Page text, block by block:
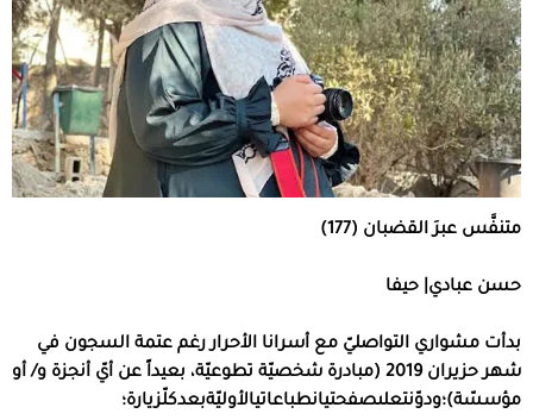
متنفَّس عبرَ القضبان (177)
حسن عبادي حيفا
بدأت مشواري التواصليّ مع أسرانا الأحرار رغم عتمة السجون في
شهر حزيران 2019 ( مبادرة شخصيّة تطوعيّة، بعيداً عن أيّ أنجزة و/أو
مؤسسّة)؛ودوّنتعلىصفحتيانطباعاتيالأوليّةبعدكلّزيارة؛